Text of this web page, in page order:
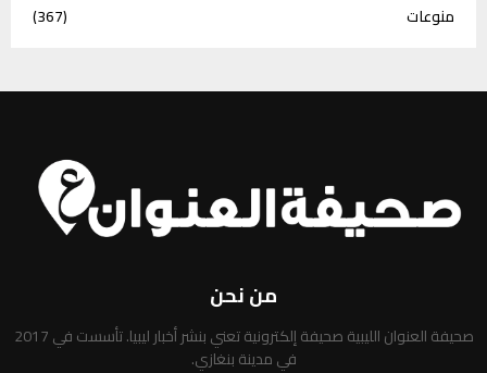
منوعات
(367)
من نحن
صحيفة العنوان الليبية صحيفة إلكترونية تعني بنشر أخبار ليبيا. تأسست في 2017
في مدينة بنغازي.